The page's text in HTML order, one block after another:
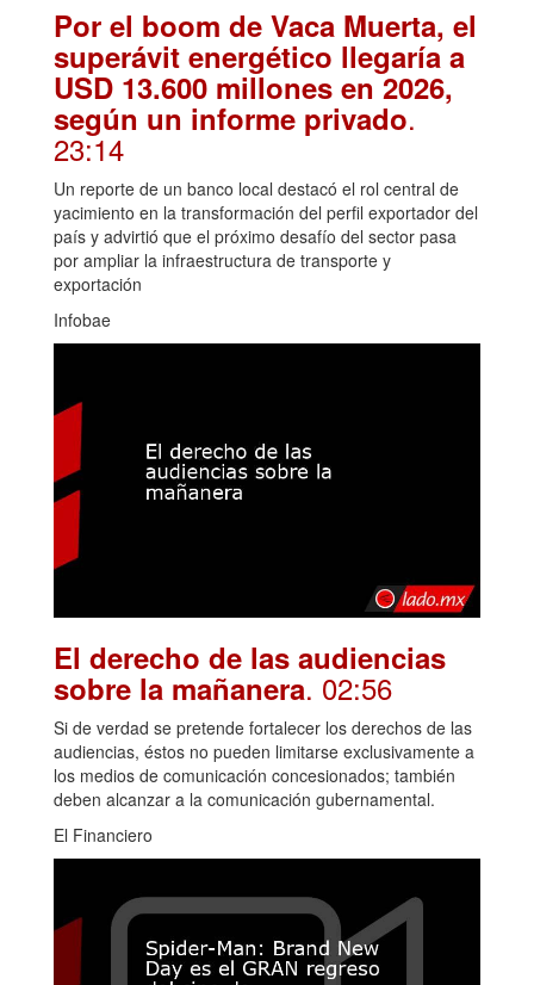
Por el boom de Vaca Muerta, el
superávit energético llegaría a
USD 13.600 millones en 2026,
según un informe privado.
23:14
Un reporte de un banco local destacó el rol central de
yacimiento en la transformación del perfil exportador del
país y advirtió que el próximo desafío del sector pasa
por ampliar la infraestructura de transporte y
exportación
Infobae
El derecho de las audiencias
sobre la mañanera. 02:56
Si de verdad se pretende fortalecer los derechos de las
audiencias, éstos no pueden limitarse exclusivamente a
los medios de comunicación concesionados; también
deben alcanzar a la comunicación gubernamental.
El Financiero